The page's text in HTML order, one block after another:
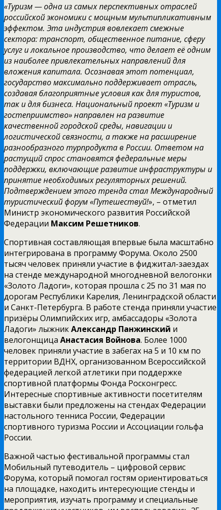
«Туризм — одна из самых перспективных отраслей
российской экономики с мощным мультипликативным
эффектом. Эта индустрия вовлекает смежные
сектора: транспорт, общественное питание, сферу
услуг и локальное производство, что делает её одним
из наиболее привлекательных направлений для
вложения капитала. Осознавая этот потенциал,
государство максимально поддерживает отрасль,
создавая благоприятные условия как для туристов,
так и для бизнеса. Национальный проект «Туризм и
гостеприимство» направлен на развитие
качественной городской среды, навигации и
логистической связности, а также на расширение
разнообразного турпродукта в России. Ответом на
растущий спрос становятся федеральные меры
поддержки, включающие развитие инфраструктуры и
принятие необходимых регуляторных решений.
Подтверждением этого тренда стал Международный
туристический форум «Путешествуй!», – отметил
Министр экономического развития Российской
Федерации Максим Решетников.
Спортивная составляющая впервые была масштабно
интегрирована в программу Форума. Около 2500
тысяч человек приняли участие в фиджитал-заездах
на стенде международной многодневной велогонки
«Золото Ладоги», которая прошла с 25 по 31 мая по
дорогам Республики Карелия, Ленинградской области
и Санкт-Петербурга. В работе стенда приняли участие
призёры Олимпийских игр, амбассадоры «Золота
Ладоги» лыжникАлександр Панжинский и
велогонщица Анастасия Войнова. Более 1000
человек приняли участие в забегах на 5 и 10 км по
территории ВДНХ, организованном Всероссийской
федерацией легкой атлетики при поддержке
спортивной платформы Фонда Росконгресс.
Интересные спортивные активности посетителям
выставки были предложены на стендах Федерации
настольного тенниса России, Федерации
спортивного туризма России и Ассоциации гольфа
России.
Важной частью фестивальной программы стал
Мобильный путеводитель – цифровой сервис
Форума, который помогал гостям ориентироваться
на площадке, находить интересующие стенды и
мероприятия, изучать программу и специальные